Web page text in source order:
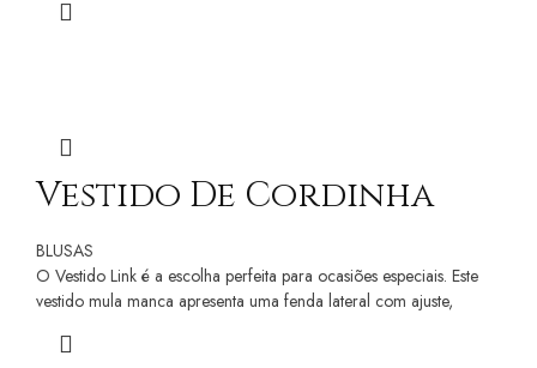
Vestido De Cordinha
BLUSAS
O Vestido Link é a escolha perfeita para ocasiões especiais. Este
vestido mula manca apresenta uma fenda lateral com ajuste,